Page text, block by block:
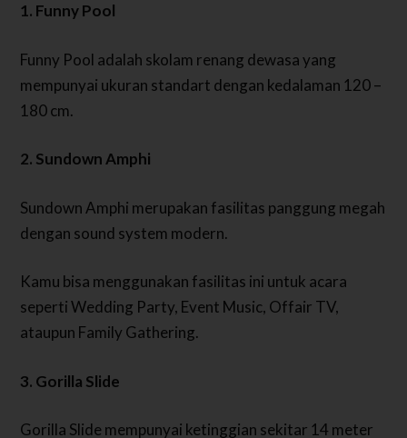
1. Funny Pool
Funny Pool adalah skolam renang dewasa yang
mempunyai ukuran standart dengan kedalaman 120 –
180 cm.
2. Sundown Amphi
Sundown Amphi merupakan fasilitas panggung megah
dengan sound system modern.
Kamu bisa menggunakan fasilitas ini untuk acara
seperti Wedding Party, Event Music, Offair TV,
ataupun Family Gathering.
3. Gorilla Slide
Gorilla Slide mempunyai ketinggian sekitar 14 meter